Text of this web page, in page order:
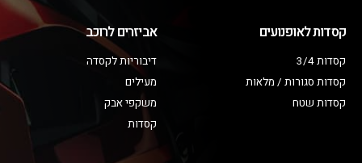
קסדות לאופנועים
קסדות 3/4
קסדות סגורות / מלאות
קסדות שטח
אביזרים לרוכב
דיבוריות לקסדה
מעילים
משקפי אבק
קסדות